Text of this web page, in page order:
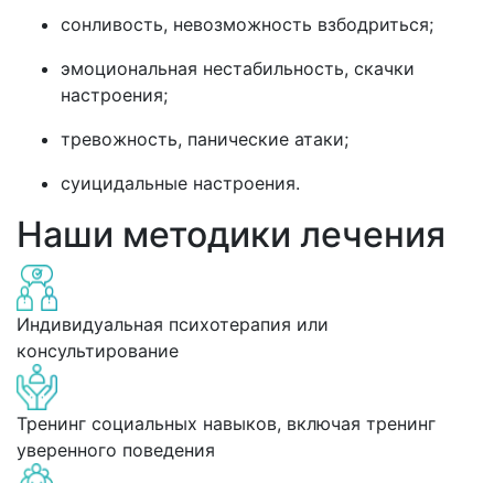
сонливость, невозможность взбодриться;
эмоциональная нестабильность, скачки
настроения;
тревожность, панические атаки;
суицидальные настроения.
Наши методики лечения
Индивидуальная психотерапия или
консультирование
Тренинг социальных навыков, включая тренинг
уверенного поведения